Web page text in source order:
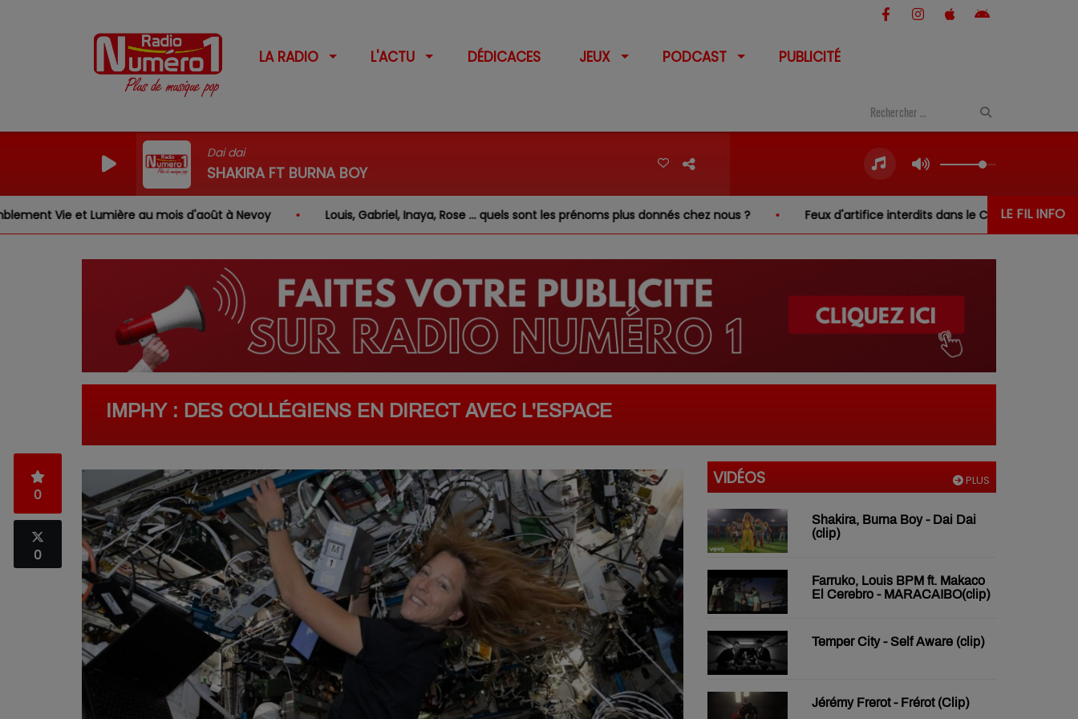
LA RADIO L'ACTU DÉDICACES JEUX PODCAST PUBLICITÉ
Dai dai
SHAKIRA FT BURNA BOY
LE FIL INFO
au mois d'août à Nevoy Louis, Gabriel, Inaya, Rose … quels sont les prénoms plus donnés chez nous ? Feux d'artifice interdits dans le Cher… sauf au-dessus de l'eau
IMPHY : DES COLLÉGIENS EN DIRECT AVEC L'ESPACE
0
0
PLUS
VIDÉOS
Shakira, Burna Boy - Dai Dai
(clip)
Farruko, Louis BPM ft. Makaco
El Cerebro - MARACAIBO(clip)
Temper City - Self Aware (clip)
Jérémy Frerot - Frérot (Clip)